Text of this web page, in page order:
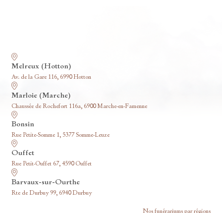
Melreux (Hotton)
Av. de la Gare 116, 6990 Hotton
Marloie (Marche)
Chaussée de Rochefort 116a, 6900 Marche-en-Famenne
Bonsin
Rue Petite-Somme 1, 5377 Somme-Leuze
Ouffet
Rue Petit-Ouffet 67, 4590 Ouffet
Barvaux-sur-Ourthe
Rte de Durbuy 99, 6940 Durbuy
Nos funérariums par régions